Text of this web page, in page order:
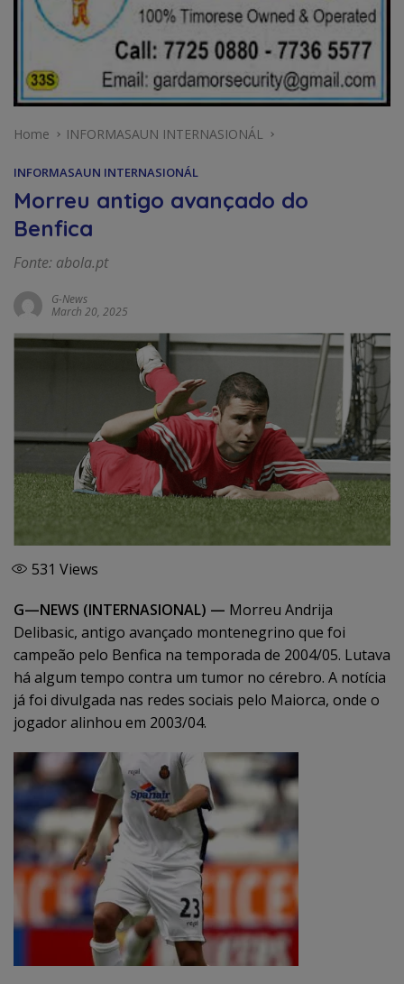
Home INFORMASAUN INTERNASIONÁL
INFORMASAUN INTERNASIONÁL
Morreu antigo avançado do
Benfica
Fonte: abola.pt
G-News
March 20, 2025
531 Views
G—NEWS (INTERNASIONAL) — Morreu Andrija
Delibasic, antigo avançado montenegrino que foi
campeão pelo Benfica na temporada de 2004/05. Lutava
há algum tempo contra um tumor no cérebro. A notícia
já foi divulgada nas redes sociais pelo Maiorca, onde o
jogador alinhou em 2003/04.